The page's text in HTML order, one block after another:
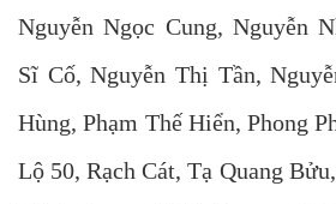
Nguyễn Ngọc Cung, Nguyễn
Sĩ Cố, Nguyễn Thị Tần,
Hùng, Phạm Thế Hiển, Phong
Lộ 50, Rạch Cát, Tạ Quang